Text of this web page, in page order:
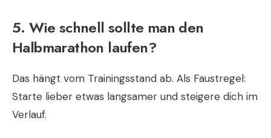
5. Wie schnell sollte man den
Halbmarathon laufen?
Das hängt vom Trainingsstand ab. Als Faustregel:
Starte lieber etwas langsamer und steigere dich im
Verlauf.